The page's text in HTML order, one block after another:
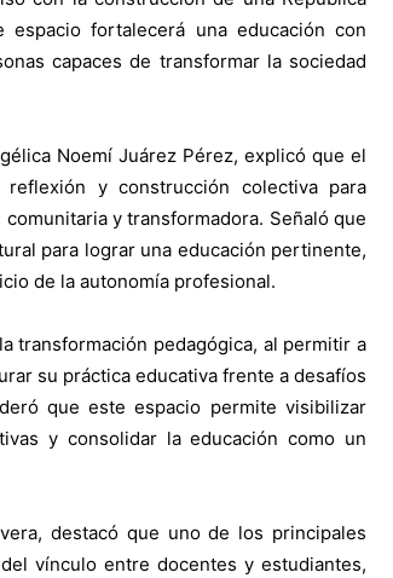
fortalecerá una educación con
capaces de transformar la sociedad
Noemí Juárez Pérez, explicó que el
y construcción colectiva para
y transformadora. Señaló que
para lograr una educación pertinente,
de la autonomía profesional.
transformación pedagógica, al permitir a
su práctica educativa frente a desafíos
que este espacio permite visibilizar
y consolidar la educación como un
destacó que uno de los principales
vínculo entre docentes y estudiantes,